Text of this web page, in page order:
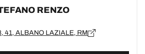
RENZO
41, ALBANO LAZIALE, RM